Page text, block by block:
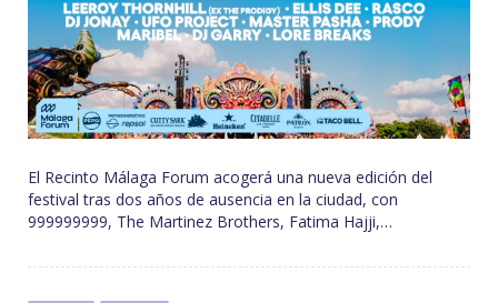
El Recinto Málaga Forum acogerá una nueva edición del
festival tras dos años de ausencia en la ciudad, con
999999999, The Martinez Brothers, Fatima Hajji,…